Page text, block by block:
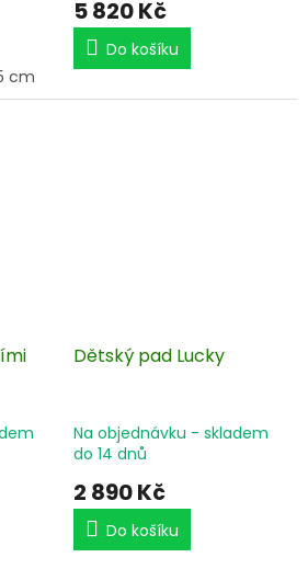
cm
5 820 Kč
Do košíku
Dětský pad Lucky
Na objednávku - skladem
do 14 dnů
2 890 Kč
Do košíku